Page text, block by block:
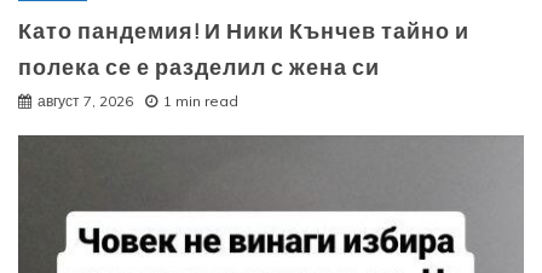
Като пандемия! И Ники Кънчев тайно и
полека се е разделил с жена си
август 7, 2026 1 min read